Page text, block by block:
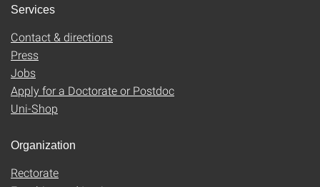
Services
Contact & directions
Press
Jobs
Apply for a Doctorate or Postdoc
Uni-Shop
Organization
Rectorate